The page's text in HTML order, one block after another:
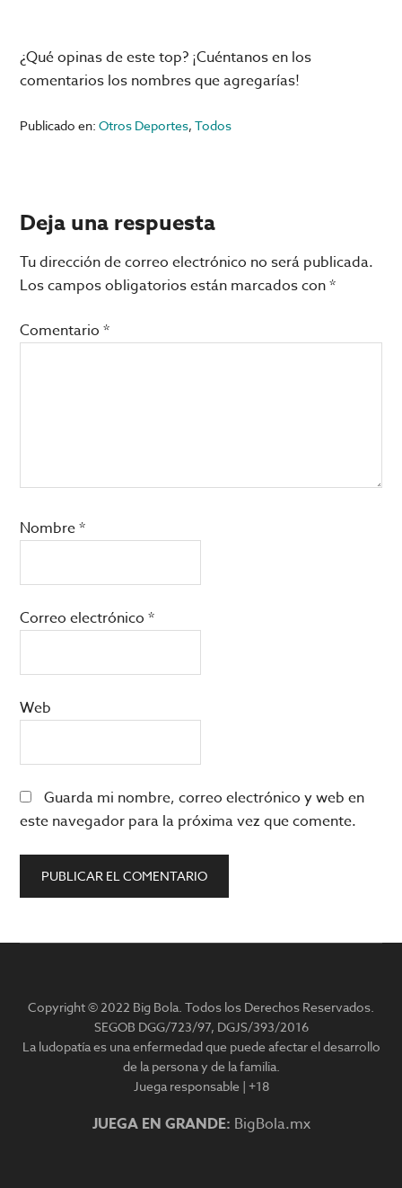
¿Qué opinas de este top? ¡Cuéntanos en los
comentarios los nombres que agregarías!
Publicado en:Otros Deportes,Todos
Interacciones
con
los
lectores
Deja una respuesta
Tu dirección de correo electrónico no será publicada.
Los campos obligatorios están marcados con*
Comentario*
Nombre*
Correo electrónico*
Web
Guarda mi nombre, correo electrónico y web en
este navegador para la próxima vez que comente.
principal
Copyright © 2022 Big Bola. Todos los Derechos Reservados.
SEGOB DGG/723/97, DGJS/393/2016
La ludopatía es una enfermedad que puede afectar el desarrollo
de la persona y de la familia.
Juega responsable | +18
JUEGA EN GRANDE: BigBola.mx